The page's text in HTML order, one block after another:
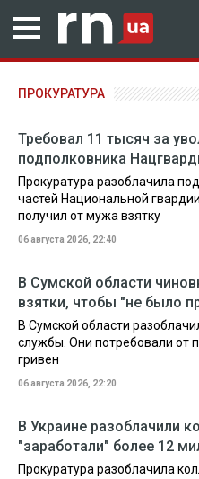
ПРОКУРАТУРА
Требовал 11 тысяч за
подполковника
Прокуратура разоблачила
частей Национальной
получил от мужа взятку
06 августа 2026, 22:40
В Сумской области
взятки, чтобы "не было
В Сумской области
службы. Они потребовали от
гривен
06 августа 2026, 22:20
В Украине разоблачили
"заработали" более 12
Прокуратура разоблачила